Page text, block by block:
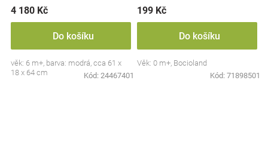
4 180 Kč
Do košíku
věk: 6 m+, barva: modrá, cca 61 x
18 x 64 cm
Kód: 24467401
199 Kč
Do košíku
Věk: 0 m+, Bocioland
Kód: 71898501